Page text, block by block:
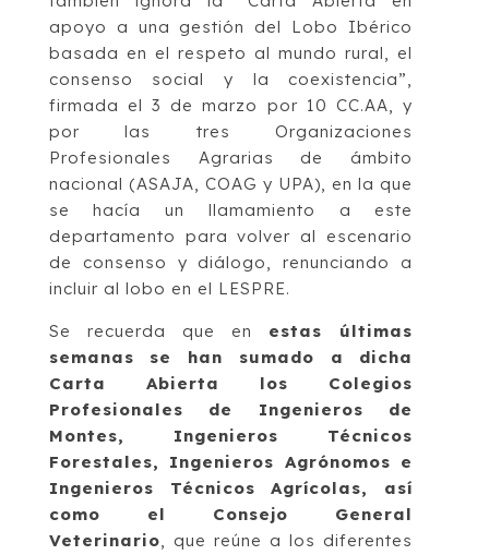
apoyo a una gestión del Lobo Ibérico
basada en el respeto al mundo rural, el
consenso social y la coexistencia”,
firmada el 3 de marzo por 10 CC.AA, y
por las tres Organizaciones
Profesionales Agrarias de ámbito
nacional (ASAJA, COAG y UPA), en la que
se hacía un llamamiento a este
departamento para volver al escenario
de consenso y diálogo, renunciando a
incluir al lobo en el LESPRE.
Se recuerda que en estas últimas
semanas se han sumado a dicha
Carta Abierta los Colegios
Profesionales de Ingenieros de
Montes, Ingenieros Técnicos
Forestales, Ingenieros Agrónomos e
Ingenieros Técnicos Agrícolas, así
como el Consejo General
Veterinario, que reúne a los diferentes